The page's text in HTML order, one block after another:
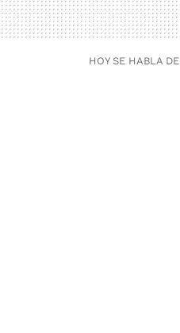
HOY SE HABLA DE